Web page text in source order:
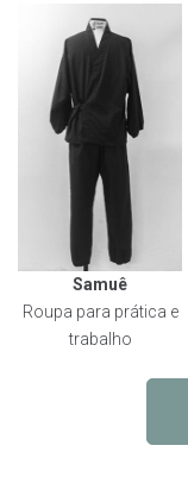
Samuê
Roupa para prática e
trabalho